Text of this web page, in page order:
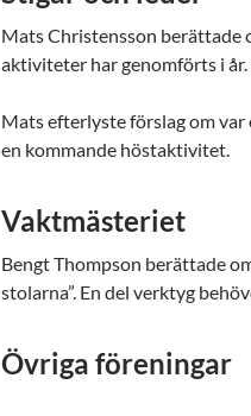
Mats Christensson berättade
aktiviteter har genomförts i år.
Mats efterlyste förslag om var
en kommande höstaktivitet.
Vaktmästeriet
Bengt Thompson berättade
stolarna”. En del verktyg
Övriga föreningar